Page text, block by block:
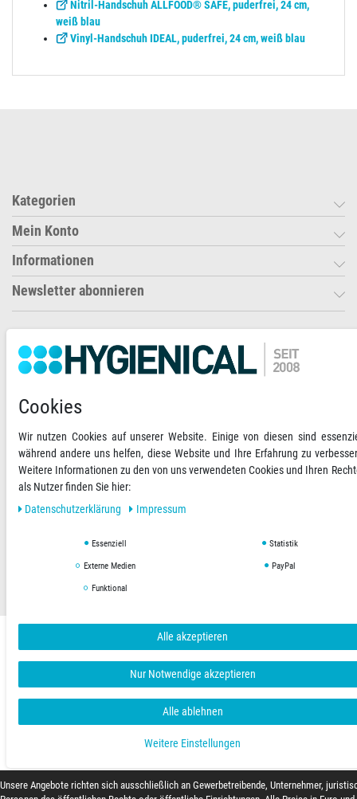
Nitril-Handschuh ALLFOOD® SAFE, puderfrei, 24 cm,
weiß blau
Vinyl-Handschuh IDEAL, puderfrei, 24 cm, weiß blau
Kategorien
Mein Konto
Informationen
Newsletter abonnieren
VORKASSE
RECHNUNG
Versandoptionen Social Media
AGB Impressum
Copyright © 2019 Hygienical. Alle Rechte vorbehalten.
Cookies
Wir nutzen Cookies auf unserer Website. Einige von diesen sind
während andere uns helfen, diese Website und Ihre Erfahrung zu
Weitere Informationen zu den von uns verwendeten Cookies und Ihren
als Nutzer finden Sie hier:
Daten­schutz­erklärung
Impressum
Essenziell Statistik
Externe Medien PayPal
Funktional
Alle akzeptieren
Nur Notwendige akzeptieren
Alle ablehnen
Weitere Einstellungen
Unsere Angebote richten sich ausschließlich an Gewerbetreibende, Unternehmer,